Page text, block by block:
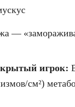
—
игрок:
см²)